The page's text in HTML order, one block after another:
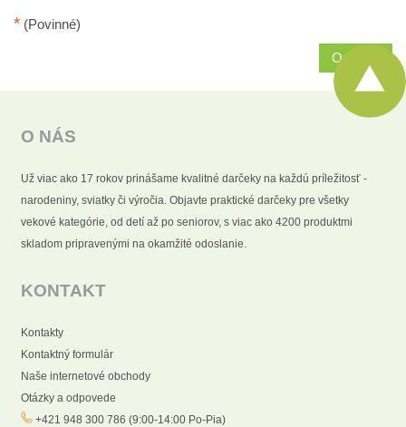
* (Povinné)
Odoslať
O NÁS
Už viac ako 17 rokov prinášame kvalitné darčeky na každú príležitosť -
narodeniny, sviatky či výročia. Objavte praktické darčeky pre všetky
vekové kategórie, od detí až po seniorov, s viac ako 4200 produktmi
skladom pripravenými na okamžité odoslanie.
KONTAKT
Kontakty
Kontaktný formulár
Naše internetové obchody
Otázky a odpovede
+421 948 300 786 (9:00-14:00 Po-Pia)